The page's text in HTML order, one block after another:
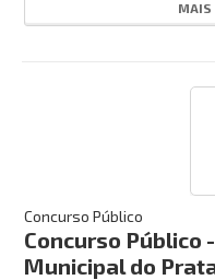
CANCELADO
Busca:
MAIS
Concurso Público
Concurso
Municipal do